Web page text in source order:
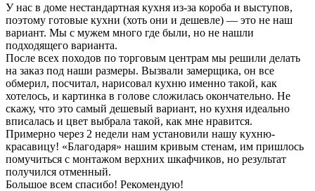
У нас в доме нестандартная кухня из-за короба и выступов,
поэтому готовые кухни (хоть они и дешевле) — это не наш
вариант. Мы с мужем много где были, но не нашли
подходящего варианта.
После всех походов по торговым центрам мы решили делать
на заказ под наши размеры. Вызвали замерщика, он все
обмерил, посчитал, нарисовал кухню именно такой, как
хотелось, и картинка в голове сложилась окончательно. Не
скажу, что это самый дешевый вариант, но кухня идеально
вписалась и цвет выбрала такой, как мне нравится.
Примерно через 2 недели нам установили нашу кухню-
красавицу! «Благодаря» нашим кривым стенам, им пришлось
помучиться с монтажом верхних шкафчиков, но результат
получился отменный.
Большое всем спасибо! Рекомендую!